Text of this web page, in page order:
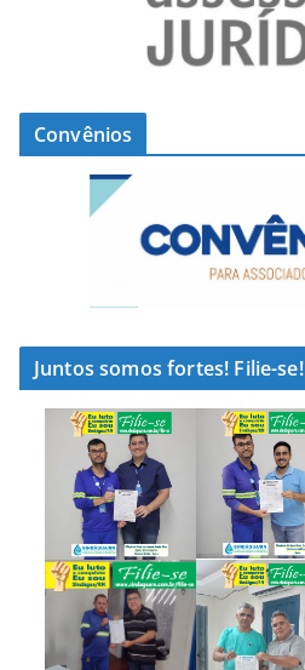
Convênios
Juntos somos fortes! Filie-se!